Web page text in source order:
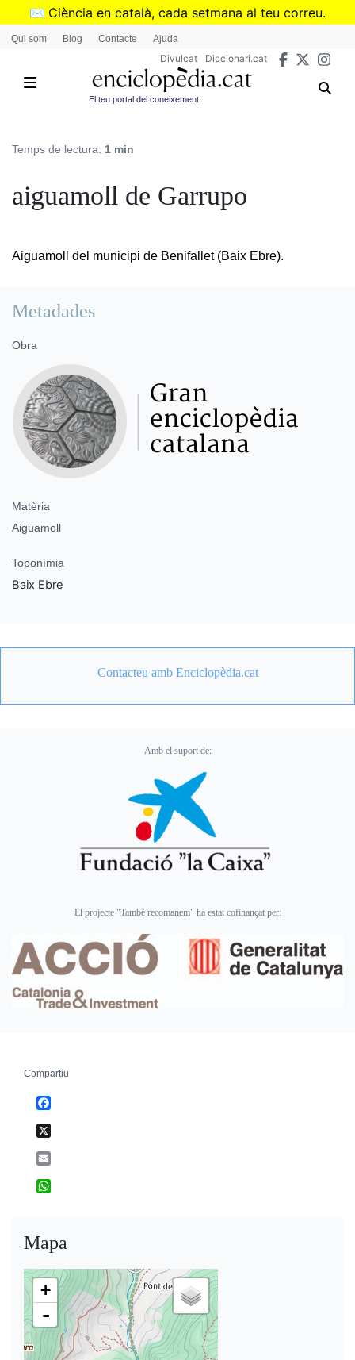
Vés
✉️ Ciència en català, cada setmana al teu correu.
➜Subscriu-te al butlletí de Divulcat
Qui som Blog Contacte Ajuda
Divulcat Diccionari.cat
El teu portal del coneixement
Temps de lectura: 1 min
aiguamoll de Garrupo
Aiguamoll del municipi de Benifallet (Baix Ebre).
Metadades
Obra
Matèria
Aiguamoll
Toponímia
Baix Ebre
Contacteu amb Enciclopèdia.cat
Amb el suport de:
El projecte "També recomanem" ha estat cofinançat per:
Compartiu
Mapa